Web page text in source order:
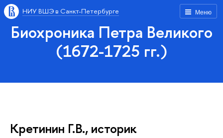
Меню
НИУ ВШЭ в Санкт-Петербурге
Биохроника Петра Великого
(1672-1725 гг.)
Кретинин Г.В., историк